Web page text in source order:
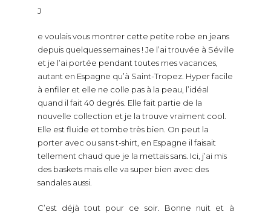
J
e voulais vous montrer cette petite robe en jeans
depuis quelques semaines ! Je l’ai trouvée à Séville
et je l’ai portée pendant toutes mes vacances,
autant en Espagne qu’à Saint-Tropez. Hyper facile
à enfiler et elle ne colle pas à la peau, l’idéal
quand il fait 40 degrés. Elle fait partie de la
nouvelle collection et je la trouve vraiment cool.
Elle est fluide et tombe très bien. On peut la
porter avec ou sans t-shirt, en Espagne il faisait
tellement chaud que je la mettais sans. Ici, j’ai mis
des baskets mais elle va super bien avec des
sandales aussi.
C’est déjà tout pour ce soir. Bonne nuit et à